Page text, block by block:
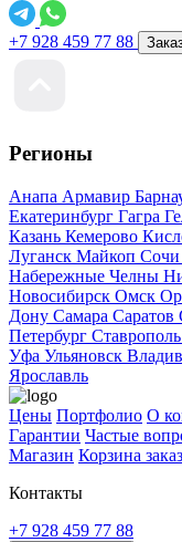
+7 928 459 77 88
Регионы
Анапа Армавир
Екатеринбург Гагра
Казань Кемерово
Луганск Майкоп Сочи
Набережные Челны
Новосибирск Омск
Дону Самара Саратов
Петербург Ставрополь
Уфа Ульяновск
Ярославль
Цены Портфолио О
Гарантии Частые
Магазин Корзина
Контакты
+7 928 459 77 88